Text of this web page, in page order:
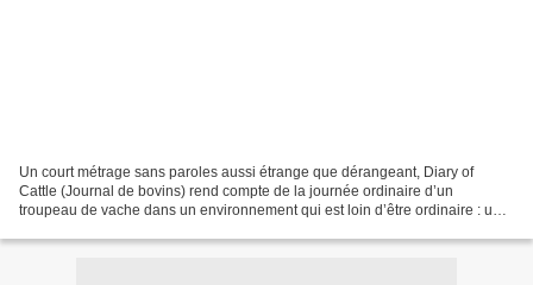
Un court métrage sans paroles aussi étrange que dérangeant, Diary of
Cattle (Journal de bovins) rend compte de la journée ordinaire d’un
troupeau de vache dans un environnement qui est loin d’être ordinaire : une